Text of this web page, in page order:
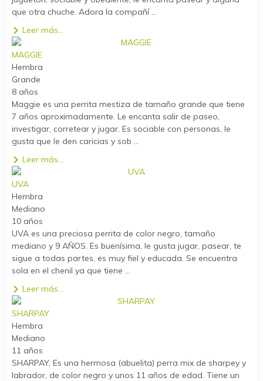
que otra chuche. Adora la compañí ...
Leer más...
MAGGIE
Hembra
Grande
8 años
Maggie es una perrita mestiza de tamaño grande que tiene
7 años aproximadamente. Le encanta salir de paseo,
investigar, corretear y jugar. Es sociable con personas, le
gusta que le den caricias y sob ...
Leer más...
UVA
Hembra
Mediano
10 años
UVA es una preciosa perrita de color negro, tamaño
mediano y 9 AÑOS. Es buenísima, le gusta jugar, pasear, te
sigue a todas partes, es muy fiel y educada. Se encuentra
sola en el chenil ya que tiene ...
Leer más...
SHARPAY
Hembra
Mediano
11 años
SHARPAY, Es una hermosa (abuelita) perra mix de sharpey y
labrador, de color negro y unos 11 años de edad. Tiene un